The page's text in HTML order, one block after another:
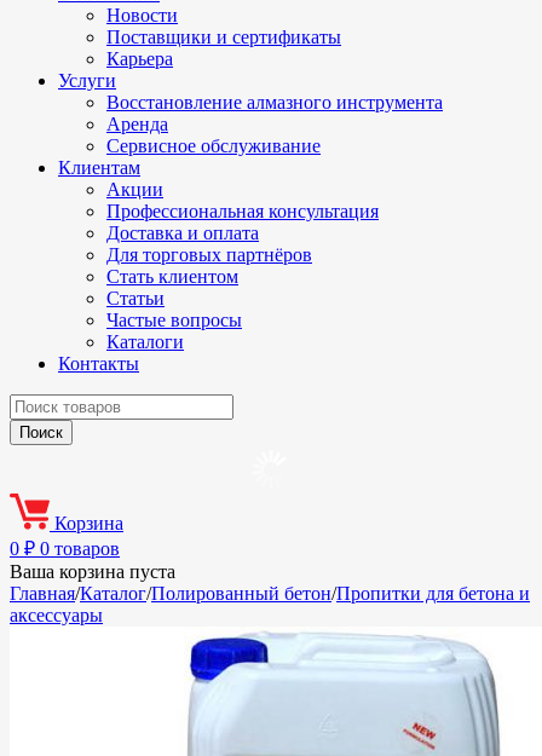
Новости
Поставщики и сертификаты
Карьера
Услуги
Восстановление алмазного инструмента
Аренда
Сервисное обслуживание
Клиентам
Акции
Профессиональная консультация
Доставка и оплата
Для торговых партнёров
Стать клиентом
Статьи
Частые вопросы
Каталоги
Контакты
Корзина
0 ₽ 0 товаров
Ваша корзина пуста
Главная/Каталог/Полированный бетон/Пропитки для бетона и
аксессуары